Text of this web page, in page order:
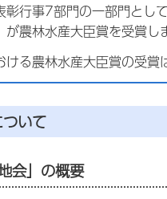
彰行事7部門の一部門とし
農林水産大臣賞を受賞し
ける農林水産大臣賞の受
いて
会」の概要